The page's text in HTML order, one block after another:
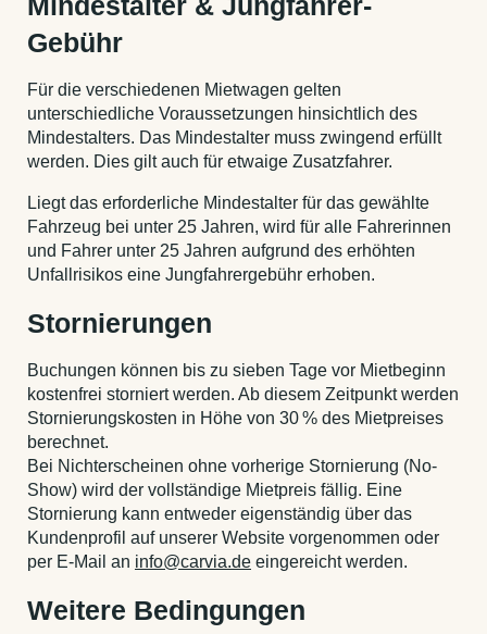
Gebühr
Für die verschiedenen Mietwagen gelten
unterschiedliche Voraussetzungen hinsichtlich des
Mindestalters. Das Mindestalter muss zwingend erfüllt
werden. Dies gilt auch für etwaige Zusatzfahrer.
Liegt das erforderliche Mindestalter für das gewählte
Fahrzeug bei unter 25 Jahren, wird für alle Fahrerinnen
und Fahrer unter 25 Jahren aufgrund des erhöhten
Unfallrisikos eine Jungfahrergebühr erhoben.
Stornierungen
Buchungen können bis zu sieben Tage vor Mietbeginn
kostenfrei storniert werden. Ab diesem Zeitpunkt werden
Stornierungskosten in Höhe von 30 % des Mietpreises
berechnet.
Bei Nichterscheinen ohne vorherige Stornierung (No-
Show) wird der vollständige Mietpreis fällig. Eine
Stornierung kann entweder eigenständig über das
Kundenprofil auf unserer Website vorgenommen oder
per E-Mail an info@carvia.de eingereicht werden.
Weitere Bedingungen